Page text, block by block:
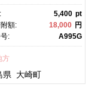
unagi うなぎ蒲
丑の日 土用の丑の
日 魚 魚介 魚貝 海
重 蒲焼 訳あり ギフ
町 大隅半
【会員限定のお
】【うなぎ蒲焼 国
5,400 pt
額:
18,000 円
:
A995G
方
県 大崎町